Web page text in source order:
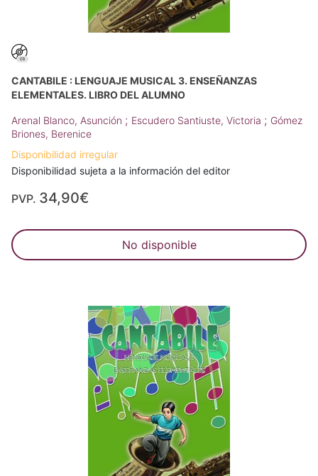
CANTABILE : LENGUAJE MUSICAL 3. ENSEÑANZAS
ELEMENTALES. LIBRO DEL ALUMNO
Arenal Blanco, Asunción ; Escudero Santiuste, Victoria ; Gómez
Briones, Berenice
Disponibilidad irregular
Disponibilidad sujeta a la información del editor
PVP. 34,90€
No disponible